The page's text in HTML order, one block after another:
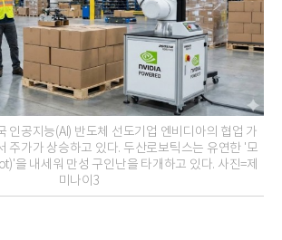
인공지능(AI) 반도체 선도기업 엔비디아의 협업 가
주가가 상승하고 있다. 두산로보틱스는 유연한 '모
을 내세워 만성 구인난을 타개하고 있다. 사진=제
미나이3